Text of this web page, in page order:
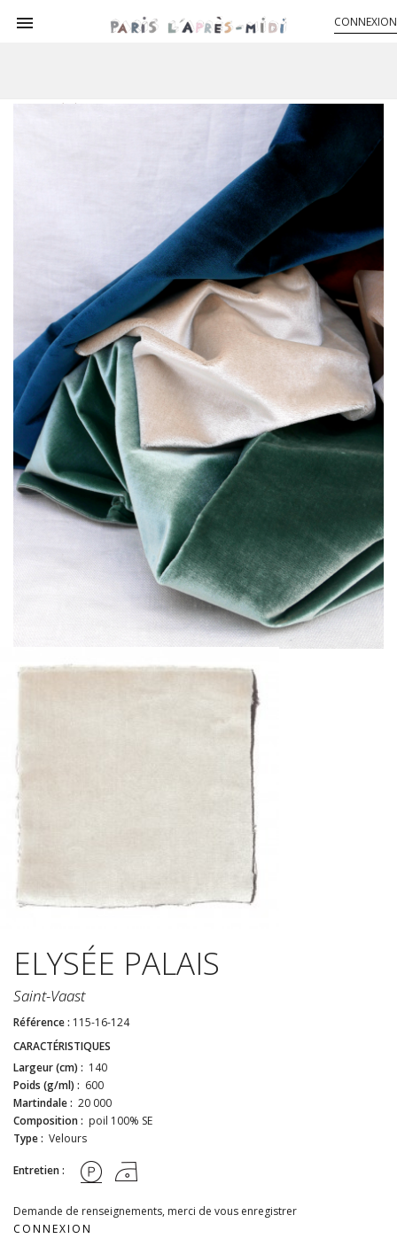
 CONNEXION
ELYSÉE PALAIS
Saint-Vaast
Référence : 115-16-124
CARACTÉRISTIQUES
Largeur (cm) : 140
Poids (g/ml) : 600
Martindale : 20 000
Composition : poil 100% SE
Type : Velours
Entretien :
Demande de renseignements, merci de vous enregistrer
CONNEXION